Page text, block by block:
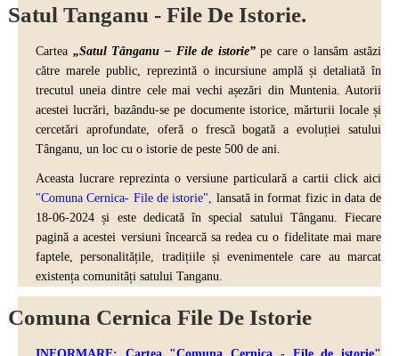
Satul Tanganu - File De Istorie.
Cartea „Satul Tânganu – File de istorie”pe care o lansăm astăzi
către marele public, reprezintă o incursiune amplă și detaliată în
trecutul uneia dintre cele mai vechi așezări din Muntenia. Autorii
acestei lucrări, bazându-se pe documente istorice, mărturii locale și
cercetări aprofundate, oferă o frescă bogată a evoluției satului
Tânganu, un loc cu o istorie de peste 500 de ani.
Aceasta lucrare reprezinta o versiune particulară a cartii click aici
"Comuna Cernica- File de istorie", lansată in format fizic in data de
18-06-2024 și este dedicată în special satului Tânganu. Fiecare
pagină a acestei versiuni încearcă sa redea cu o fidelitate mai mare
faptele, personalitățile, tradițiile și evenimentele care au marcat
existența comunități satului Tanganu.
Comuna Cernica File De Istorie